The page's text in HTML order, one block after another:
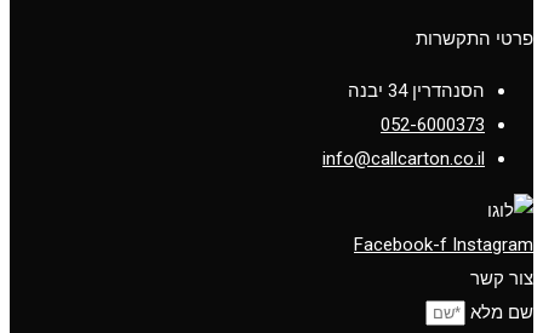
פרטי התקשרות
הסנהדרין 34 יבנה
052-6000373
info@callcarton.co.il
Facebook-f Instagram
צור קשר
שם מלא